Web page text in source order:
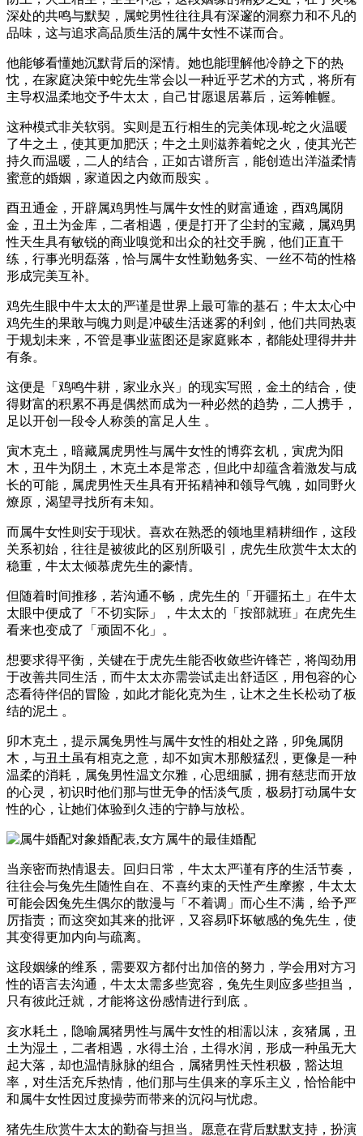
深处的共鸣与默契，属蛇男性往往具有深邃的洞察力和不凡的
品味，这与追求高品质生活的属牛女性不谋而合。
他能够看懂她沉默背后的深情。她也能理解他冷静之下的热
忱，在家庭决策中蛇先生常会以一种近乎艺术的方式，将所有
主导权温柔地交予牛太太，自己甘愿退居幕后，运筹帷幄。
这种模式非关软弱。实则是五行相生的完美体现-蛇之火温暖
了牛之土，使其更加肥沃；牛之土则滋养着蛇之火，使其光芒
持久而温暖，二人的结合，正如古谱所言，能创造出洋溢柔情
蜜意的婚姻，家道因之内敛而殷实 。
酉丑通金，开辟属鸡男性与属牛女性的财富通途，酉鸡属阴
金，丑土为金库，二者相遇，便是打开了尘封的宝藏，属鸡男
性天生具有敏锐的商业嗅觉和出众的社交手腕，他们正直干
练，行事光明磊落，恰与属牛女性勤勉务实、一丝不苟的性格
形成完美互补。
鸡先生眼中牛太太的严谨是世界上最可靠的基石；牛太太心中
鸡先生的果敢与魄力则是冲破生活迷雾的利剑，他们共同热衷
于规划未来，不管是事业蓝图还是家庭账本，都能处理得井井
有条。
这便是「鸡鸣牛耕，家业永兴」的现实写照，金土的结合，使
得财富的积累不再是偶然而成为一种必然的趋势，二人携手，
足以开创一段令人称羡的富足人生 。
寅木克土，暗藏属虎男性与属牛女性的博弈玄机，寅虎为阳
木，丑牛为阴土，木克土本是常态，但此中却蕴含着激发与成
长的可能，属虎男性天生具有开拓精神和领导气魄，如同野火
燎原，渴望寻找所有未知。
而属牛女性则安于现状。喜欢在熟悉的领地里精耕细作，这段
关系初始，往往是被彼此的区别所吸引，虎先生欣赏牛太太的
稳重，牛太太倾慕虎先生的豪情。
但随着时间推移，若沟通不畅，虎先生的「开疆拓土」在牛太
太眼中便成了「不切实际」，牛太太的「按部就班」在虎先生
看来也变成了「顽固不化」。
想要求得平衡，关键在于虎先生能否收敛些许锋芒，将闯劲用
于改善共同生活，而牛太太亦需尝试走出舒适区，用包容的心
态看待伴侣的冒险，如此才能化克为生，让木之生长松动了板
结的泥土 。
卯木克土，提示属兔男性与属牛女性的相处之路，卯兔属阴
木，与丑土虽有相克之意，却不如寅木那般猛烈，更像是一种
温柔的消耗，属兔男性温文尔雅，心思细腻，拥有慈悲而开放
的心灵，初识时他们那与世无争的恬淡气质，极易打动属牛女
性的心，让她们体验到久违的宁静与放松。
当亲密而热情退去。回归日常，牛太太严谨有序的生活节奏，
往往会与兔先生随性自在、不喜约束的天性产生摩擦，牛太太
可能会因兔先生偶尔的散漫与「不着调」而心生不满，给予严
厉指责；而这突如其来的批评，又容易吓坏敏感的兔先生，使
其变得更加内向与疏离。
这段姻缘的维系，需要双方都付出加倍的努力，学会用对方习
性的语言去沟通，牛太太需多些宽容，兔先生则应多些担当，
只有彼此迁就，才能将这份感情进行到底 。
亥水耗土，隐喻属猪男性与属牛女性的相濡以沫，亥猪属，丑
土为湿土，二者相遇，水得土治，土得水润，形成一种虽无大
起大落，却也温情脉脉的组合，属猪男性天性积极，豁达坦
率，对生活充斥热情，他们那与生俱来的享乐主义，恰恰能中
和属牛女性因过度操劳而带来的沉闷与忧虑。
猪先生欣赏牛太太的勤奋与担当。愿意在背后默默支持，扮演